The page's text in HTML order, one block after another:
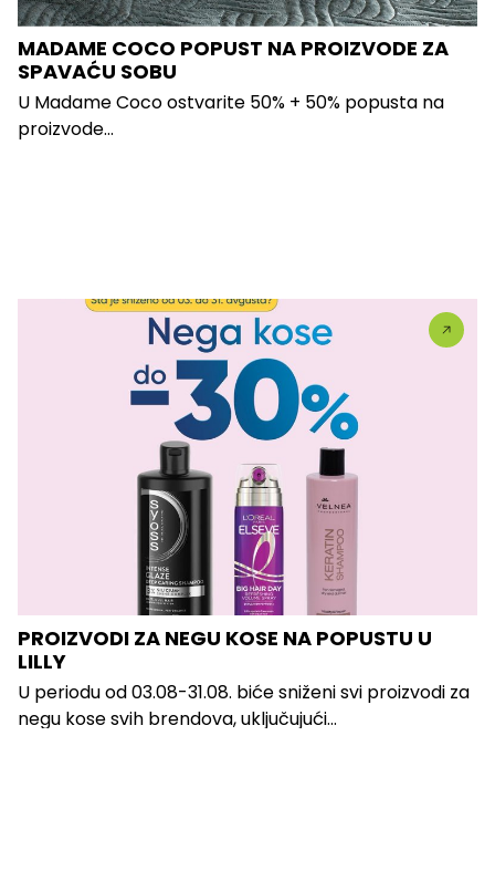
MADAME COCO POPUST NA PROIZVODE ZA
SPAVAĆU SOBU
U Madame Coco ostvarite 50% + 50% popusta na
proizvode...
PROIZVODI ZA NEGU KOSE NA POPUSTU U
LILLY
U periodu od 03.08-31.08. biće sniženi svi proizvodi za
negu kose svih brendova, uključujući...